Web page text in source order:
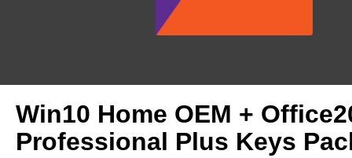
Win10 Home OEM +
Professional Plus Keys